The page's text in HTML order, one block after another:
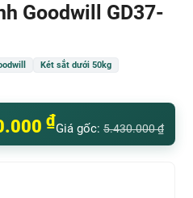
Goodwill GD37-
Két sắt dưới 50kg
₫Giá gốc: 5.430.000₫